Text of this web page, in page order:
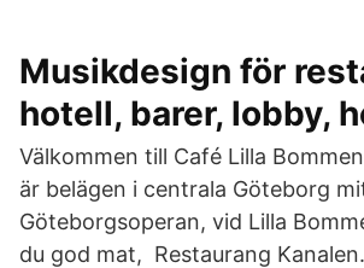
Musikdesign för
hotell, barer, lobby,
Välkommen till Café Lilla
är belägen i centrala Göteborg
Göteborgsoperan, vid Lilla
du god mat, Restaurang